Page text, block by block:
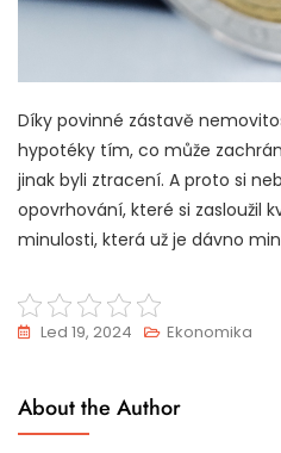
Díky povinné zástavě
hypotéky tím, co může
jinak byli ztracení. A proto si
opovrhování, které si zasloužil
minulosti, která už je dávno
Led 19, 2024 Ekonomika
About the Author